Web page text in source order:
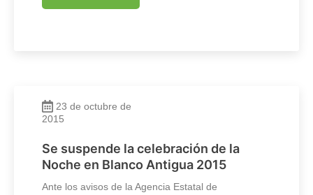
23 de octubre de
2015
Se suspende la celebración de la
Noche en Blanco Antigua 2015
Ante los avisos de la Agencia Estatal de